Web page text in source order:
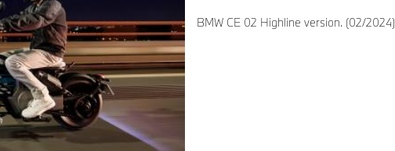
BMW CE 02 Highline version. (02/2024)